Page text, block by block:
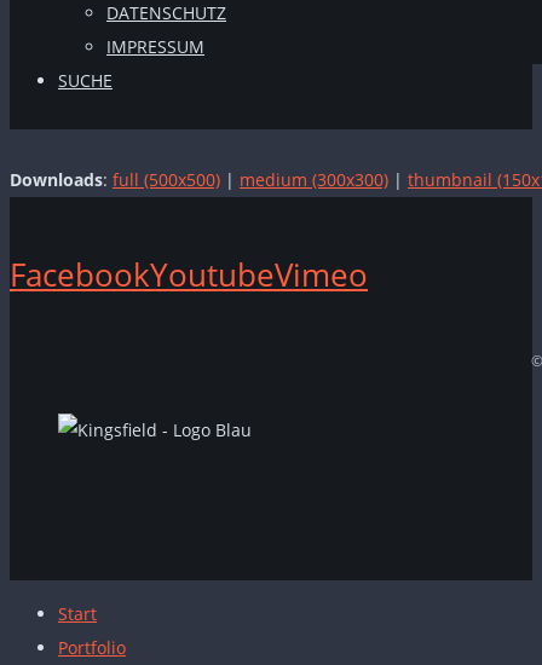
DATENSCHUTZ
IMPRESSUM
SUCHE
Downloads: full (500x500) | medium (300x300) | thumbnail
FacebookYoutubeVimeo
Start
Portfolio